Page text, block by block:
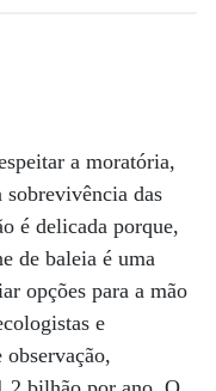
a moratória,
sobrevivência das
é delicada porque,
de baleia é uma
opções para a mão
e